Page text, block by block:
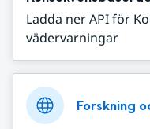
Ladda ner API för
vädervarningar
Forskning